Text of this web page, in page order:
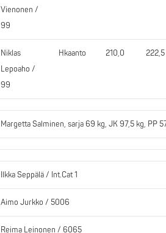
Vienonen /
99
Niklas
Lepoaho /
99
Hkaanto 210,0 222,5
Margetta Salminen, sarja 69 kg, JK 97,5 kg, PP
Ilkka Seppälä / Int.Cat 1
Aimo Jurkko / 5006
Reima Leinonen / 6065